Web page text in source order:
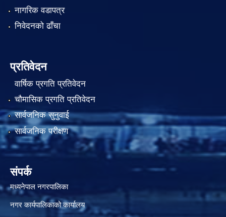
नागरिक वडापत्र
निवेदनको ढाँचा
प्रतिवेदन
वार्षिक प्रगति प्रतिवेदन
चौमासिक प्रगति प्रतिवेदन
सार्वजनिक सुनुवाई
सार्वजनिक परीक्षण
संपर्क
मध्यनेपाल नगरपालिका
नगर कार्यपालिकाको कार्यालय